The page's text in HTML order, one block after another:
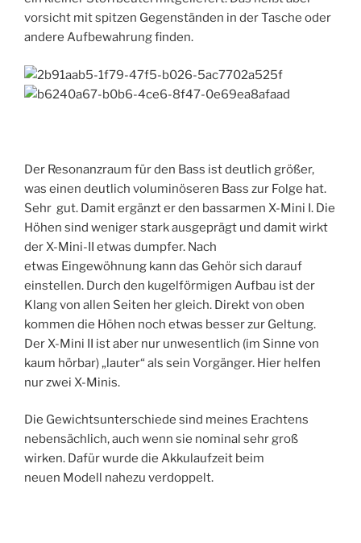
vorsicht mit spitzen Gegenständen in der Tasche oder
andere Aufbewahrung finden.
Der Resonanzraum für den Bass ist deutlich größer,
was einen deutlich voluminöseren Bass zur Folge hat.
Sehr gut. Damit ergänzt er den bassarmen X-Mini I. Die
Höhen sind weniger stark ausgeprägt und damit wirkt
der X-Mini-II etwas dumpfer. Nach
etwas Eingewöhnung kann das Gehör sich darauf
einstellen. Durch den kugelförmigen Aufbau ist der
Klang von allen Seiten her gleich. Direkt von oben
kommen die Höhen noch etwas besser zur Geltung.
Der X-Mini II ist aber nur unwesentlich (im Sinne von
kaum hörbar) „lauter“ als sein Vorgänger. Hier helfen
nur zwei X-Minis.
Die Gewichtsunterschiede sind meines Erachtens
nebensächlich, auch wenn sie nominal sehr groß
wirken. Dafür wurde die Akkulaufzeit beim
neuen Modell nahezu verdoppelt.